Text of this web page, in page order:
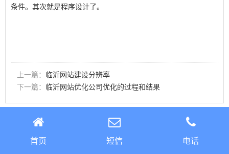
条件。其次就是程序设计了。
上一篇： 临沂网站建设分辨率
下一篇： 临沂网站优化公司优化的过程和结果
首页 短信 电话